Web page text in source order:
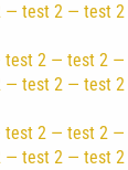
test 2 —
2 — test
test 2 —
2 — test
test 2 —